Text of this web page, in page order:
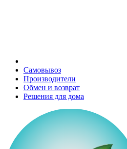
Самовывоз
Производители
Обмен и возврат
Решения для дома